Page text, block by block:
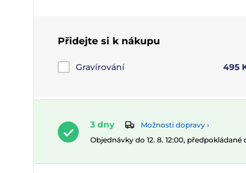
Přidejte si k nákupu
Gravírování 495
3 dny
Možnosti dopravy ›
Objednávky do 12. 8. 12:00, předpokládané